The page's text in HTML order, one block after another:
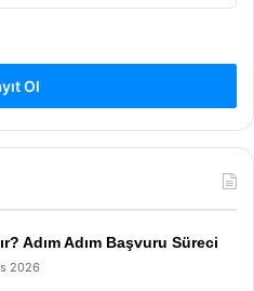
Ol
Adım Adım Başvuru Süreci
2026